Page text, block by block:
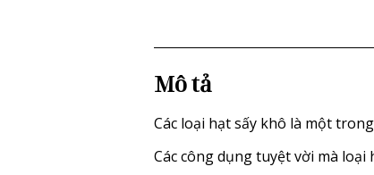
Mô tả
Các loại hạt sấy khô là một
Các công dụng tuyệt vời mà